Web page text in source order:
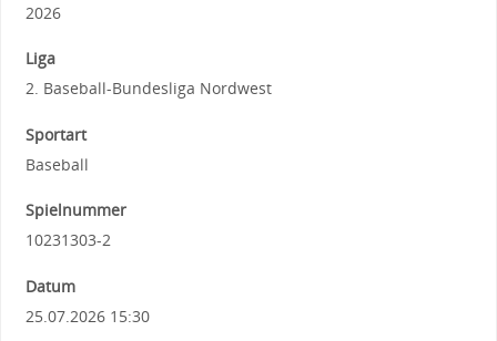
2026
Liga
2. Baseball-Bundesliga Nordwest
Sportart
Baseball
Spielnummer
10231303-2
Datum
25.07.2026 15:30